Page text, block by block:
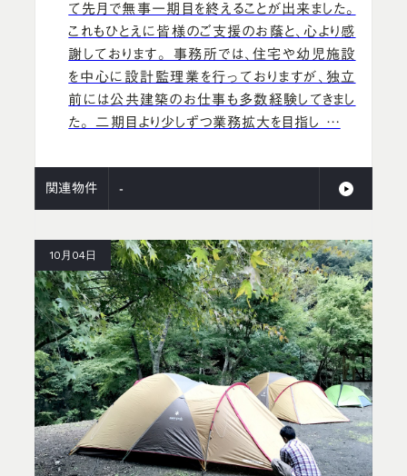
て先月で無事一期目を終えることが出来ました。
これもひとえに皆様のご支援のお蔭と、心より感
謝しております。 事務所では、住宅や幼児施設
を中心に設計監理業を行っておりますが、独立
前には公共建築のお仕事も多数経験してきまし
た。 二期目より少しずつ業務拡大を目指し …
関連物件 -
10月04日